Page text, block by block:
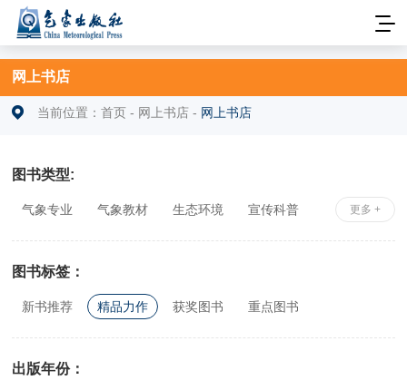
网上书店
当前位置：首页 - 网上书店 - 网上书店
图书类型:
更多 +
气象专业 气象教材 生态环境
宣传科普
图书标签：
新书推荐 精品力作 获奖图书 重点图书
出版年份：